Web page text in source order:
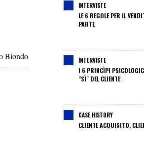
Biondo
INTERVISTE
LE 6 REGOLE PER IL
PARTE
INTERVISTE
I 6 PRINCÌPI
"SÌ" DEL CLIENTE
CASE HISTORY
CLIENTE ACQUISITO,